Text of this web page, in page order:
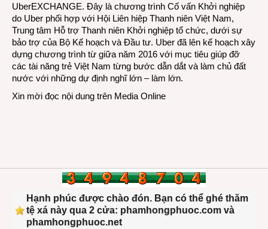
Việt
UberEXCHANGE. Đây là chương trình Cố vấn Khởi nghiệp
do Uber phối hợp với Hội Liên hiệp Thanh niên Việt Nam,
Trung tâm Hỗ trợ Thanh niên Khởi nghiệp tổ chức, dưới sự
bảo trợ của Bộ Kế hoạch và Đầu tư. Uber đã lên kế hoạch xây
dựng chương trình từ giữa năm 2016 với mục tiêu giúp đỡ
các tài năng trẻ Việt Nam từng bước dẫn dắt và làm chủ đất
nước với những dự định nghĩ lớn – làm lớn.
Xin mời đọc nội dung trên Media Online
Hạnh phúc được chào đón. Bạn có thể ghé thăm
tệ xá này qua 2 cửa: phamhongphuoc.com và
phamhongphuoc.net